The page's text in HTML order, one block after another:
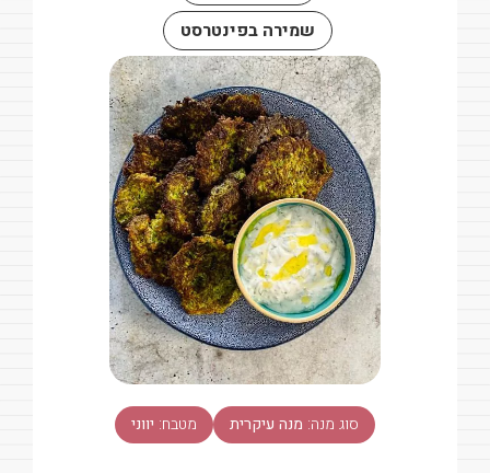
שמירה בפינטרסט
סוג מנה: מנה עיקרית מטבח: יווני